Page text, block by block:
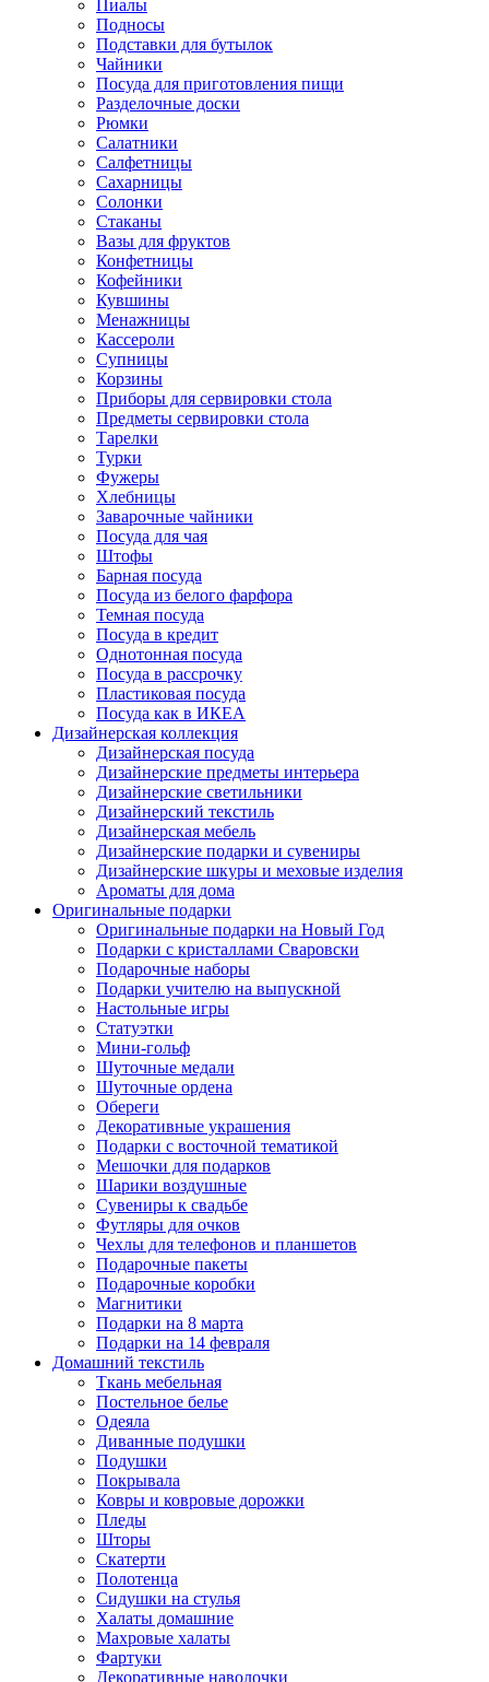
Пиалы
Подносы
Подставки для бутылок
Чайники
Посуда для приготовления пищи
Разделочные доски
Рюмки
Салатники
Салфетницы
Сахарницы
Солонки
Стаканы
Вазы для фруктов
Конфетницы
Кофейники
Кувшины
Менажницы
Кассероли
Супницы
Корзины
Приборы для сервировки стола
Предметы сервировки стола
Тарелки
Турки
Фужеры
Хлебницы
Заварочные чайники
Посуда для чая
Штофы
Барная посуда
Посуда из белого фарфора
Темная посуда
Посуда в кредит
Однотонная посуда
Посуда в рассрочку
Пластиковая посуда
Посуда как в ИКЕА
Дизайнерская коллекция
Дизайнерская посуда
Дизайнерские предметы интерьера
Дизайнерские светильники
Дизайнерский текстиль
Дизайнерская мебель
Дизайнерские подарки и сувениры
Дизайнерские шкуры и меховые изделия
Ароматы для дома
Оригинальные подарки
Оригинальные подарки на Новый Год
Подарки с кристаллами Сваровски
Подарочные наборы
Подарки учителю на выпускной
Настольные игры
Статуэтки
Мини-гольф
Шуточные медали
Шуточные ордена
Обереги
Декоративные украшения
Подарки с восточной тематикой
Мешочки для подарков
Шарики воздушные
Сувениры к свадьбе
Футляры для очков
Чехлы для телефонов и планшетов
Подарочные пакеты
Подарочные коробки
Магнитики
Подарки на 8 марта
Подарки на 14 февраля
Домашний текстиль
Ткань мебельная
Постельное белье
Одеяла
Диванные подушки
Подушки
Покрывала
Ковры и ковровые дорожки
Пледы
Шторы
Скатерти
Полотенца
Сидушки на стулья
Халаты домашние
Махровые халаты
Фартуки
Декоративные наволочки